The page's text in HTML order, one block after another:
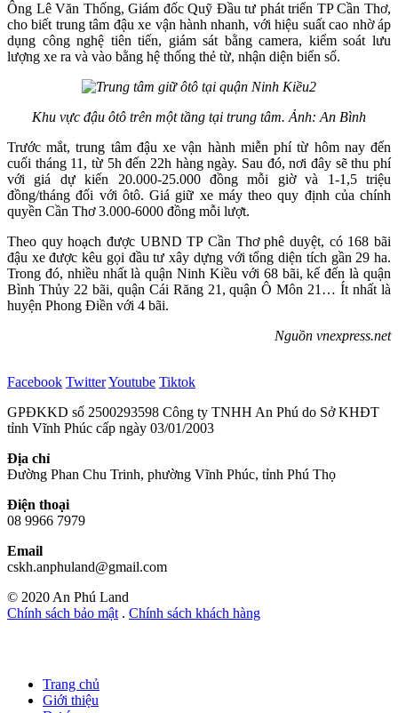
Ông Lê Văn Thống, Giám đốc Quỹ Đầu tư phát triển TP Cần Thơ,
cho biết trung tâm đậu xe vận hành nhanh, với hiệu suất cao nhờ áp
dụng công nghệ tiên tiến, giám sát bằng camera, kiểm soát lưu
lượng xe ra và vào bằng hệ thống thẻ từ, nhận diện biển số.
Khu vực đậu ôtô trên một tầng tại trung tâm. Ảnh: An Bình
Trước mắt, trung tâm đậu xe vận hành miễn phí từ hôm nay đến
cuối tháng 11, từ 5h đến 22h hàng ngày. Sau đó, nơi đây sẽ thu phí
với giá dự kiến 20.000-25.000 đồng mỗi giờ và 1-1,5 triệu
đồng/tháng đối với ôtô. Giá giữ xe máy theo quy định của chính
quyền Cần Thơ 3.000-6000 đồng mỗi lượt.
Theo quy hoạch được UBND TP Cần Thơ phê duyệt, có 168 bãi
đậu xe được kêu gọi đầu tư xây dựng với tổng diện tích gần 29 ha.
Trong đó, nhiều nhất là quận Ninh Kiều với 68 bãi, kế đến là quận
Bình Thủy 22 bãi, quận Cái Răng 21, quận Ô Môn 21… Ít nhất là
huyện Phong Điền với 4 bãi.
Nguồn vnexpress.net
Facebook TwitterYoutube Tiktok
GPĐKKD số 2500293598 Công ty TNHH An Phú do Sở KHĐT
tỉnh Vĩnh Phúc cấp ngày 03/01/2003
Địa chỉ
Đường Phan Chu Trinh, phường Vĩnh Phúc, tỉnh Phú Thọ
Điện thoại
08 9966 7979
Email
cskh.anphuland@gmail.com
© 2020 An Phú Land
Chính sách bảo mật . Chính sách khách hàng
Trang chủ
Giới thiệu